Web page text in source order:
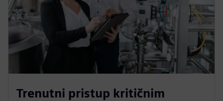
Trenutni pristup kritičnim